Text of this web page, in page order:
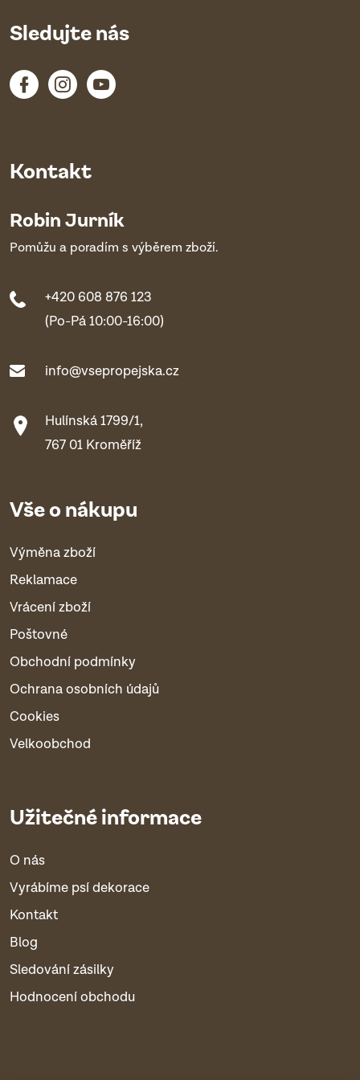
Kontakt
Robin Jurník
Pomůžu a poradím s výběrem zboží.
+420 608 876 123
(Po-Pá 10:00-16:00)
info@vsepropejska.cz
Hulínská 1799/1,
767 01 Kroměříž
Vše o nákupu
Výměna zboží
Reklamace
Vrácení zboží
Poštovné
Obchodní podmínky
Ochrana osobních údajů
Cookies
Velkoobchod
Užitečné informace
O nás
Vyrábíme psí dekorace
Kontakt
Blog
Sledování zásilky
Hodnocení obchodu
Sledujte nás